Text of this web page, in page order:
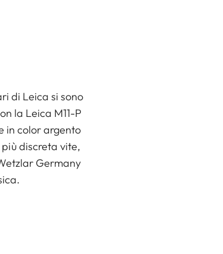
di Leica si sono
la Leica M11-P
in color argento
discreta vite,
Germany